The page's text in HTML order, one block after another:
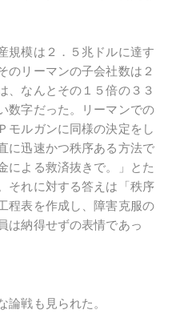
規模は２．５兆ドルに達す
のリーマンの子会社数は２
、なんとその１５倍の３３
数字だった。リーマンでの
モルガンに同様の決定をし
に迅速かつ秩序ある方法で
による救済抜きで。」とた
それに対する答えは「秩序
程表を作成し、障害克服の
は納得せずの表情であっ
論戦も見られた。